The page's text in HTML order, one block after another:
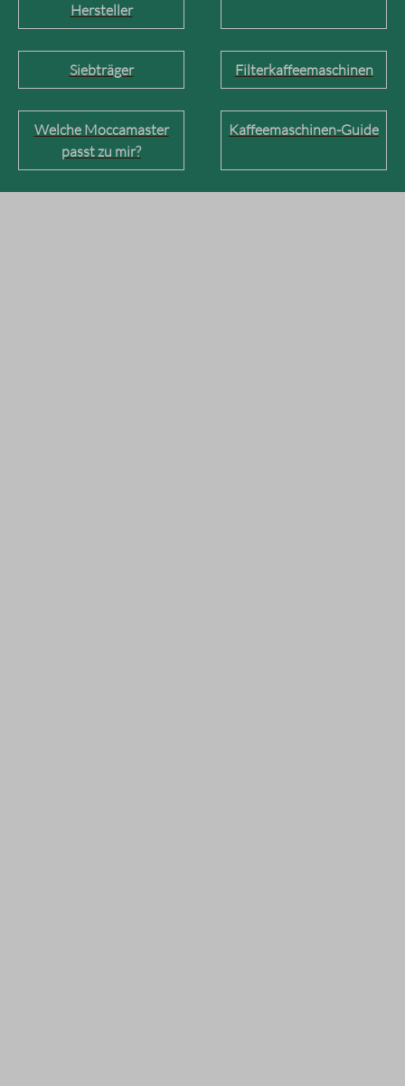
Hersteller
Siebträger Filterkaffeemaschinen
Welche Moccamaster
passt zu mir?
Kaffeemaschinen-Guide